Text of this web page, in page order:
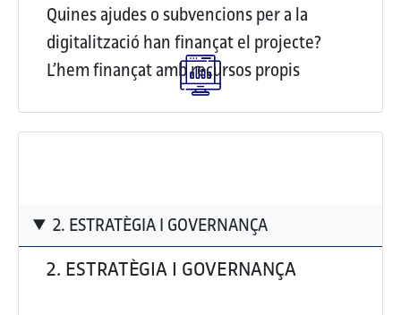
Quines ajudes o subvencions per a la
digitalització han finançat el projecte?
L’hem finançat amb recursos propis
2. ESTRATÈGIA I GOVERNANÇA
2. ESTRATÈGIA I GOVERNANÇA